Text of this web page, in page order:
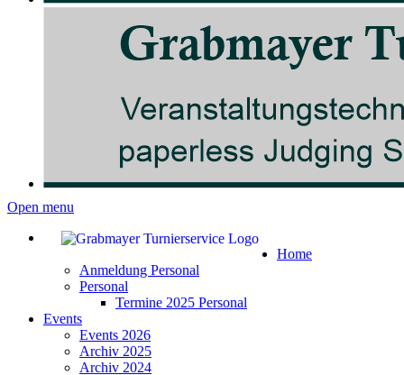
Open menu
Home
Anmeldung Personal
Personal
Termine 2025 Personal
Events
Events 2026
Archiv 2025
Archiv 2024